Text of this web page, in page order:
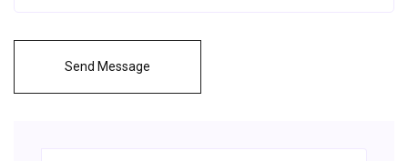
Send Message